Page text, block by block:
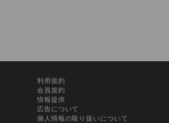
利用規約
会員規約
情報提供
広告について
個人情報の取り扱いについて